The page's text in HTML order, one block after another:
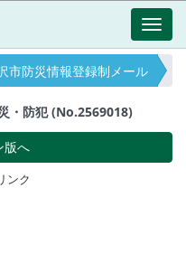
市防災情報登録制メール
・防犯 (No.2569018)
版へ
ンク